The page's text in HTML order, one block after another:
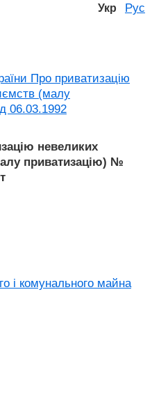
Укр Рус
Про приватизацію
(малу
06.03.1992
невеликих
приватизацію) №
і комунального майна